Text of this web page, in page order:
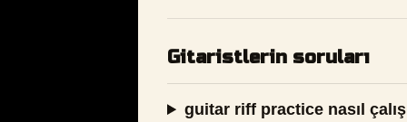
Gitaristlerin soruları
guitar riff practice nasıl